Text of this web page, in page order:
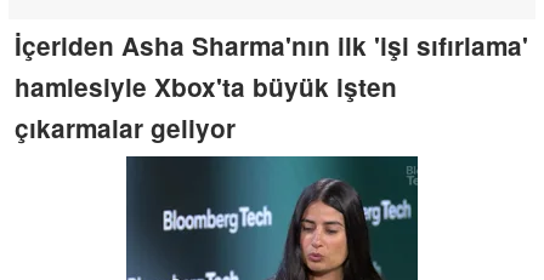
İçeriden Asha Sharma'nın ilk 'işi sıfırlama'
hamlesiyle Xbox'ta büyük işten
çıkarmalar geliyor